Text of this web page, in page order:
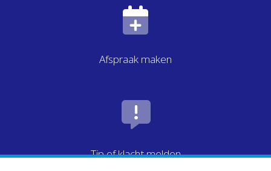
Afspraak maken
Tip of klacht melden